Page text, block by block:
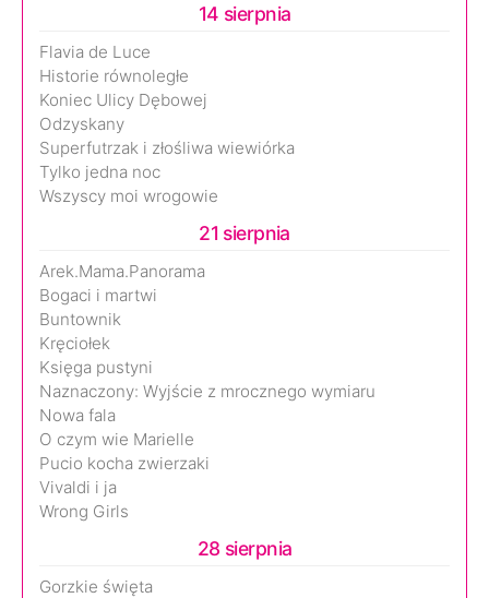
14 sierpnia
Flavia de Luce
Historie równoległe
Koniec Ulicy Dębowej
Odzyskany
Superfutrzak i złośliwa wiewiórka
Tylko jedna noc
Wszyscy moi wrogowie
21 sierpnia
Arek.Mama.Panorama
Bogaci i martwi
Buntownik
Kręciołek
Księga pustyni
Naznaczony: Wyjście z mrocznego wymiaru
Nowa fala
O czym wie Marielle
Pucio kocha zwierzaki
Vivaldi i ja
Wrong Girls
28 sierpnia
Gorzkie święta